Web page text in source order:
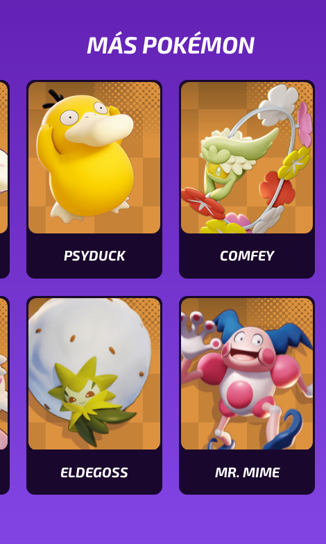
MÁS POKÉMON
PSYDUCK
Ver
características
de
Psyduck
COMFEY
Ver
características
de
Comfey
ELDEGOSS
Ver
MR. MIME
Ver